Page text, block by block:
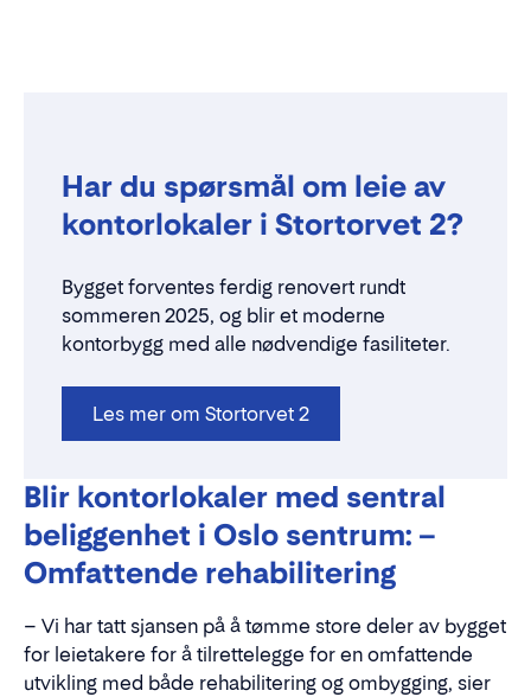
Har du spørsmål om leie av
kontorlokaler i Stortorvet 2?
Bygget forventes ferdig renovert rundt
sommeren 2025, og blir et moderne
kontorbygg med alle nødvendige fasiliteter.
Les mer om Stortorvet 2
Blir kontorlokaler med sentral
beliggenhet i Oslo sentrum: –
Omfattende rehabilitering
– Vi har tatt sjansen på å tømme store deler av bygget
for leietakere for å tilrettelegge for en omfattende
utvikling med både rehabilitering og ombygging, sier